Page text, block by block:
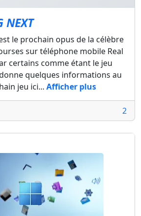
NEXT
le prochain opus de la célèbre
sur téléphone mobile Real
certains comme étant le jeu
donne quelques informations au
jeu ici... Afficher plus
2